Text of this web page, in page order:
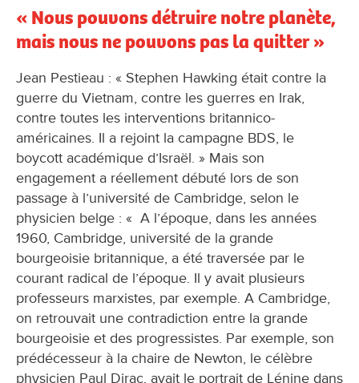
« Nous pouvons détruire notre planète,
mais nous ne pouvons pas la quitter »
Jean Pestieau : « Stephen Hawking était contre la
guerre du Vietnam, contre les guerres en Irak,
contre toutes les interventions britannico-
américaines. Il a rejoint la campagne BDS, le
boycott académique d’Israël. » Mais son
engagement a réellement débuté lors de son
passage à l’université de Cambridge, selon le
physicien belge : « A l’époque, dans les années
1960, Cambridge, université de la grande
bourgeoisie britannique, a été traversée par le
courant radical de l’époque. Il y avait plusieurs
professeurs marxistes, par exemple. A Cambridge,
on retrouvait une contradiction entre la grande
bourgeoisie et des progressistes. Par exemple, son
prédécesseur à la chaire de Newton, le célèbre
physicien Paul Dirac, avait le portrait de Lénine dans